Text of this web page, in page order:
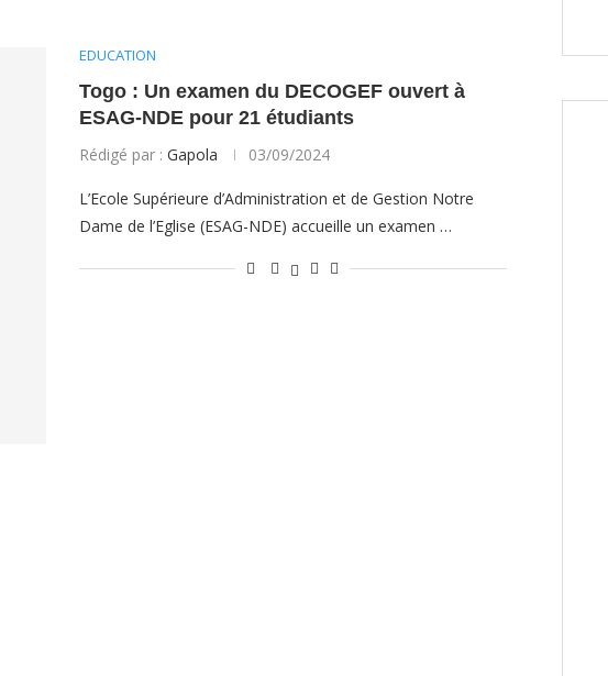
EDUCATION
Togo : Un examen du DECOGEF ouvert à
ESAG-NDE pour 21 étudiants
Rédigé par : Gapola 03/09/2024
L’Ecole Supérieure d’Administration et de Gestion Notre
Dame de l’Eglise (ESAG-NDE) accueille un examen …